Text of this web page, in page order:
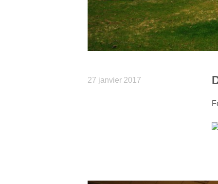
27 janvier 2017